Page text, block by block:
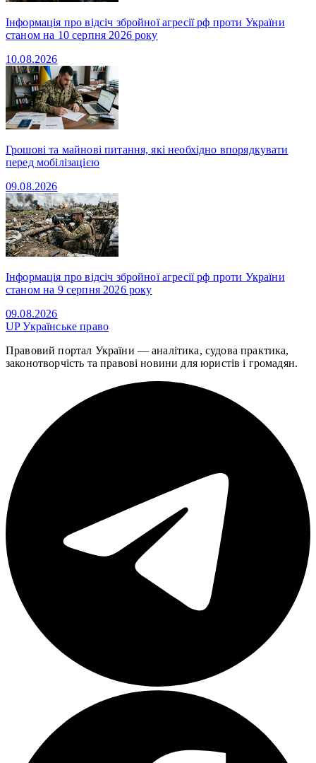
Інформація про відсіч збройної агресії рф проти України
станом на 10 серпня 2026 року
10.08.2026
Грошові та майнові питання, які необхідно впорядкувати
перед мобілізацією
09.08.2026
Інформація про відсіч збройної агресії рф проти України
станом на 9 серпня 2026 року
09.08.2026
UPУкраїнське право
Правовий портал України — аналітика, судова практика,
законотворчість та правові новини для юристів і громадян.